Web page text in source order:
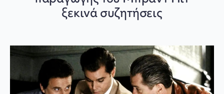
ξεκινά συζητήσεις